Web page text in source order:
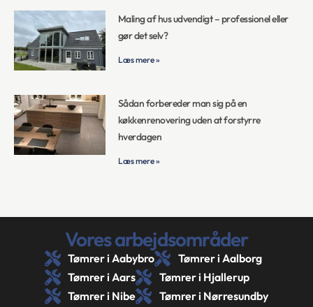
Maling af hus udvendigt – professionel eller
gør det selv?
Læs mere »
Sådan forbereder man sig på en
køkkenrenovering uden at forstyrre
hverdagen
Læs mere »
Vores arbejdsområder
Tømrer i Aabybro
Tømrer i Aalborg
Tømrer i Aars
Tømrer i Hjallerup
Tømrer i Nibe
Tømrer i Nørresundby